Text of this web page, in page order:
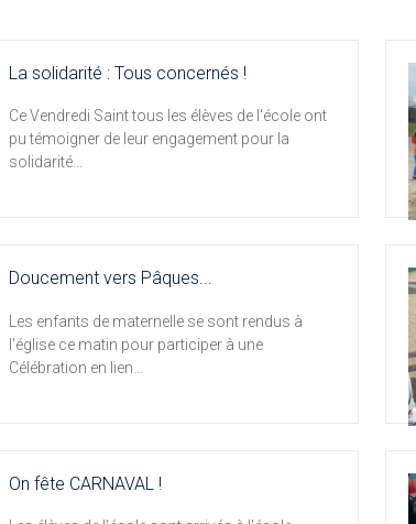
La solidarité : Tous concernés !
Ce Vendredi Saint tous les élèves de l'école ont
pu témoigner de leur engagement pour la
solidarité…
Doucement vers Pâques...
Les enfants de maternelle se sont rendus à
l'église ce matin pour participer à une
Célébration en lien…
On fête CARNAVAL !